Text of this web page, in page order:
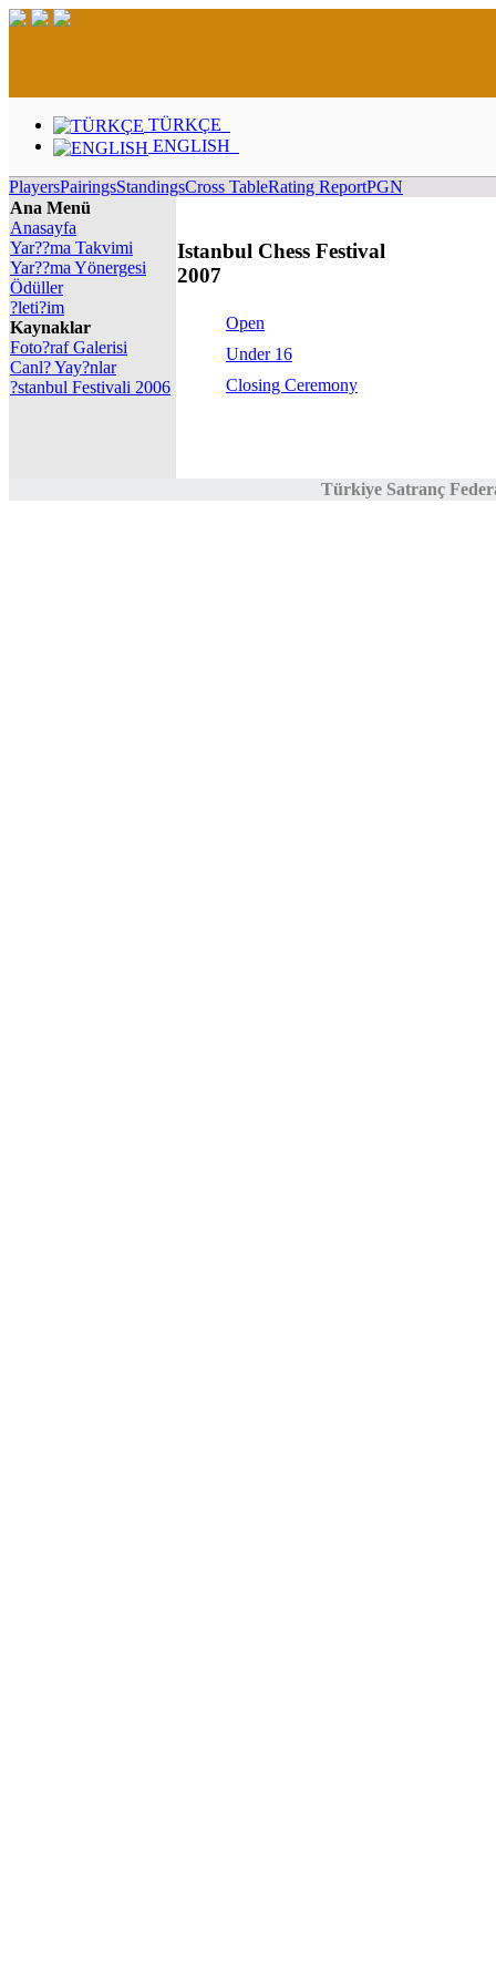
TÜRKÇE
ENGLISH
PlayersPairingsStandingsCross TableRating ReportPGN
Ana Menü
Anasayfa
Yar??ma Takvimi
Yar??ma Yönergesi
Ödüller
?leti?im
Kaynaklar
Foto?raf Galerisi
Canl? Yay?nlar
?stanbul Festivali 2006
Istanbul Chess Festival
2007
Open
Under 16
Closing Ceremony
Türkiye Satranç